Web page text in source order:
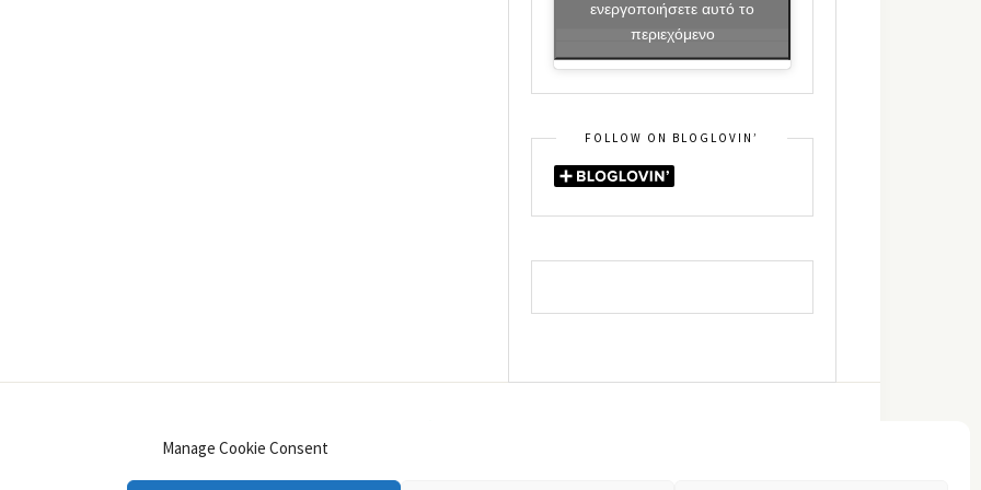
Manage Cookie Consent
ενεργοποιήσετε αυτό το
περιεχόμενο
FOLLOW ON BLOGLOVIN’